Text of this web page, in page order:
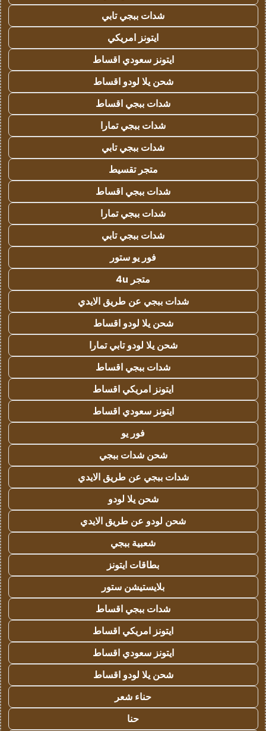
شدات ببجي تابي
ايتونز امريكي
ايتونز سعودي اقساط
شحن يلا لودو اقساط
شدات ببجي اقساط
شدات ببجي تمارا
شدات ببجي تابي
متجر تقسيط
شدات ببجي اقساط
شدات ببجي تمارا
شدات ببجي تابي
فور يو ستور
متجر 4u
شدات ببجي عن طريق الايدي
شحن يلا لودو اقساط
شحن يلا لودو تابي تمارا
شدات ببجي اقساط
ايتونز امريكي اقساط
ايتونز سعودي اقساط
فور يو
شحن شدات ببجي
شدات ببجي عن طريق الايدي
شحن يلا لودو
شحن لودو عن طريق الايدي
شعبية ببجي
بطاقات ايتونز
بلايستيشن ستور
شدات ببجي اقساط
ايتونز امريكي اقساط
ايتونز سعودي اقساط
شحن يلا لودو اقساط
حناء شعر
حنا